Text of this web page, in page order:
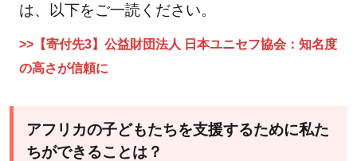
は、以下をご一読ください。
>>【寄付先3】公益財団法人 日本ユニセフ協会：知名度
の高さが信頼に
アフリカの子どもたちを支援するために私た
ちができることは？